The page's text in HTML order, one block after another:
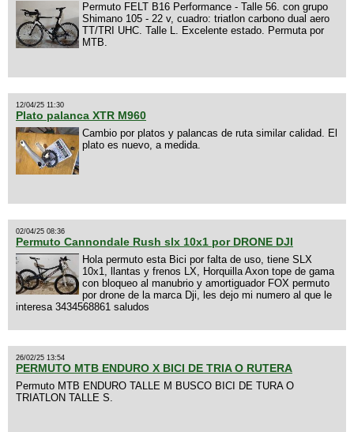
Permuto FELT B16 Performance - Talle 56. con grupo
Shimano 105 - 22 v, cuadro: triatlon carbono dual aero
TT/TRI UHC. Talle L. Excelente estado. Permuta por
MTB.
12/04/25 11:30
Plato palanca XTR M960
Cambio por platos y palancas de ruta similar calidad. El
plato es nuevo, a medida.
02/04/25 08:36
Permuto Cannondale Rush slx 10x1 por DRONE DJI
Hola permuto esta Bici por falta de uso, tiene SLX
10x1, llantas y frenos LX, Horquilla Axon tope de gama
con bloqueo al manubrio y amortiguador FOX permuto
por drone de la marca Dji, les dejo mi numero al que le
interesa 3434568861 saludos
26/02/25 13:54
PERMUTO MTB ENDURO X BICI DE TRIA O RUTERA
Permuto MTB ENDURO TALLE M BUSCO BICI DE TURA O
TRIATLON TALLE S.